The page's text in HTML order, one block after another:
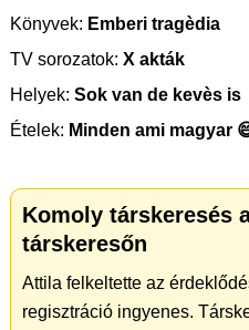
Könyvek: Emberi tragèdia
TV sorozatok: X akták
Helyek: Sok van de kevès is
Ételek: Minden ami magyar
Komoly társkeresés
társkeresőn
Attila felkeltette az
regisztráció ingyenes.